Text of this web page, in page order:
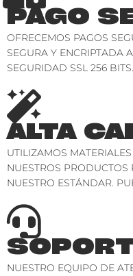
PAGO
OFRECEMOS PAGOS
SEGURA Y ENCRIPTADA
SEGURIDAD SSL 256 BITS.
ALTA
UTILIZAMOS
NUESTROS
NUESTRO ESTÁNDAR.
NUESTRO EQUIPO DE